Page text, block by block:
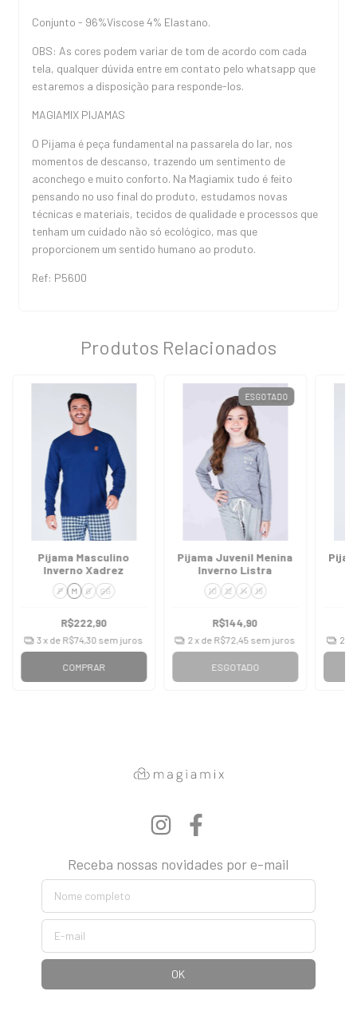
Conjunto - 96%Viscose 4% Elastano.
OBS: As cores podem variar de tom de acordo com cada
tela, qualquer dúvida entre em contato pelo whatsapp que
estaremos a disposição para responde-los.
MAGIAMIX PIJAMAS
O Pijama é peça fundamental na passarela do lar, nos
momentos de descanso, trazendo um sentimento de
aconchego e muito conforto. Na Magiamix tudo é feito
pensando no uso final do produto, estudamos novas
técnicas e materiais, tecidos de qualidade e processos que
tenham um cuidado não só ecológico, mas que
proporcionem um sentido humano ao produto.
Ref: P5600
Produtos Relacionados
Pijama Masculino
Inverno Xadrez
P M G GG
R$222,90
3x de R$74,30 sem juros
COMPRAR
ESGOTADO
Pijama Juvenil Menina
Inverno Listra
10 12 14 16
R$144,90
2 x de R$72,45 sem juros
ESGOTADO
2
Receba nossas novidades por e-mail